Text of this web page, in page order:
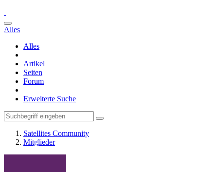
Alles
Alles
Artikel
Seiten
Forum
Erweiterte Suche
Satellites Community
Mitglieder